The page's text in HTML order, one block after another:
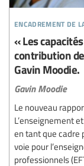
encadrement de
« Les
contribution de
Gavin Moodie.
Gavin Moodie
Le nouveau
L’enseignement
en tant que cadre
voie pour
professionnels